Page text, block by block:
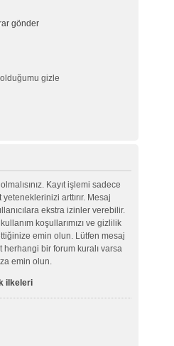
gönder
gizle
Kayıt işlemi sadece
yeteneklerinizi arttırır. Mesaj
ekstra izinler verebilir.
koşullarımızı ve gizlilik
emin olun. Lütfen mesaj
bir forum kuralı varsa
emin olun.
ilkeleri